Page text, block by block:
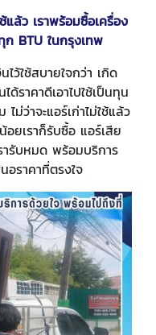
แล้ว เราพร้อมซื้อเครื่อง
BTU ในกรุงเทพ
ไว้ใช้สบายใจกว่า เกิด
ด้ราคาดีเอาไปใช้เป็นทุน
ว่าจะแอร์เก่าไม่ใช้แล้ว
ยเราก็รับซื้อ แอร์เสีย
ารับหมด พร้อมบริการ
อราคาที่ตรงใจ